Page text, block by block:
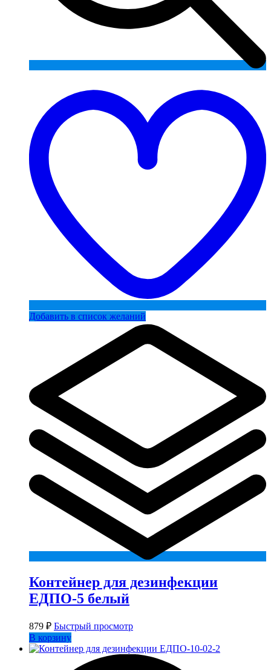
Добавить в список желаний
Контейнер для дезинфекции
ЕДПО-5 белый
879 ₽ Быстрый просмотр
В корзину